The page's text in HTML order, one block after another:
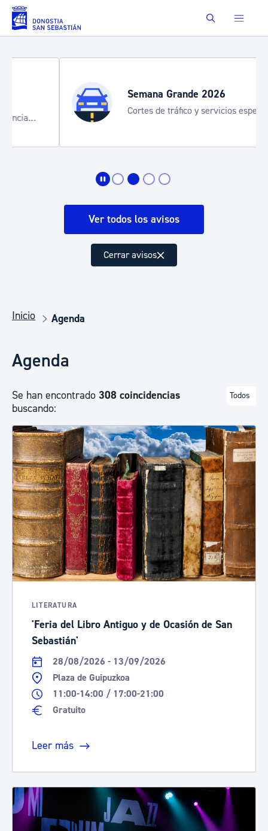
Saltar al contenido principal Buscar
Semana Grande 2026
Cortes de tráfico y servicios especiales
de transporte
Ver todos los avisos
Cerrar avisos
Inicio Agenda
Agenda
Se han encontrado 308 coincidencias
buscando:
Todos
LITERATURA
'Feria del Libro Antiguo y de Ocasión de San
Sebastián'
28/08/2026 - 13/09/2026
Plaza de Guipuzkoa
11:00-14:00 / 17:00-21:00
Gratuito
Leer más